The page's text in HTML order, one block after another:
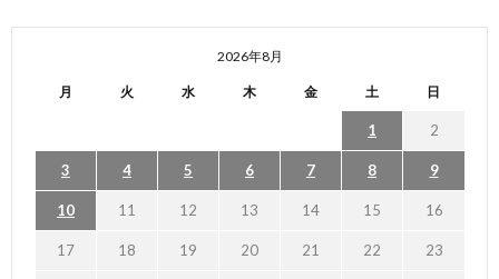
2026年8月
月 火 水 木 金 土 日
1 2
3 4 5 6 7 8 9
10 11 12 13 14 15 16
17 18 19 20 21 22 23